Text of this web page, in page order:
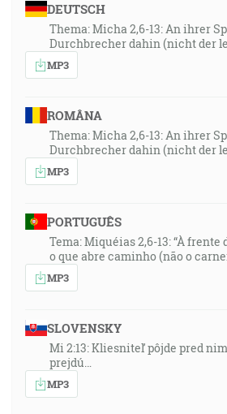
DEUTSCH
Thema: Micha 2,6-13: An ihrer
Durchbrecher dahin (nicht der
MP3
ROMÂNA
Thema: Micha 2,6-13: An ihrer
Durchbrecher dahin (nicht der
MP3
PORTUGUÊS
Tema: Miquéias 2,6-13: “À
o que abre caminho (não o
MP3
SLOVENSKY
Mi 2:13: Kliesniteľ pôjde pred
prejdú…
MP3